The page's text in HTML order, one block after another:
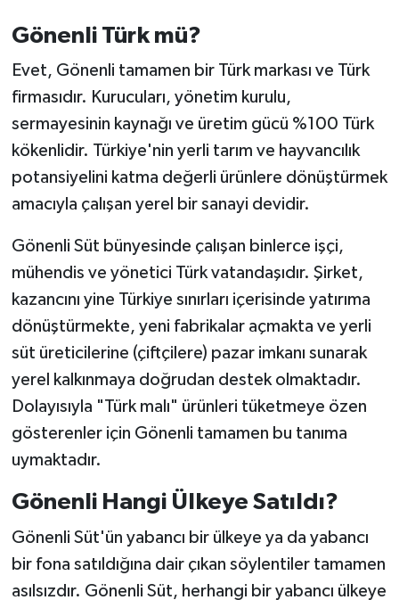
Gönenli Türk mü?
Evet, Gönenli tamamen bir Türk markası ve Türk
firmasıdır. Kurucuları, yönetim kurulu,
sermayesinin kaynağı ve üretim gücü %100 Türk
kökenlidir. Türkiye'nin yerli tarım ve hayvancılık
potansiyelini katma değerli ürünlere dönüştürmek
amacıyla çalışan yerel bir sanayi devidir.
Gönenli Süt bünyesinde çalışan binlerce işçi,
mühendis ve yönetici Türk vatandaşıdır. Şirket,
kazancını yine Türkiye sınırları içerisinde yatırıma
dönüştürmekte, yeni fabrikalar açmakta ve yerli
süt üreticilerine (çiftçilere) pazar imkanı sunarak
yerel kalkınmaya doğrudan destek olmaktadır.
Dolayısıyla "Türk malı" ürünleri tüketmeye özen
gösterenler için Gönenli tamamen bu tanıma
uymaktadır.
Gönenli Hangi Ülkeye Satıldı?
Gönenli Süt'ün yabancı bir ülkeye ya da yabancı
bir fona satıldığına dair çıkan söylentiler tamamen
asılsızdır. Gönenli Süt, herhangi bir yabancı ülkeye